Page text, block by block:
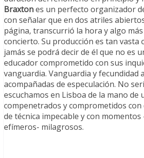
Braxtones un perfecto organizador
con señalar que en dos atriles
página, transcurrió la hora y algo más
concierto. Su producción es tan vasta
jamás se podrá decir de él que no es
educador comprometido con sus
vanguardia. Vanguardia y fecundidad
acompañadas de especulación. No
escuchamos en Lisboa de la mano de
compenetrados y comprometidos
de técnica impecable y con
efímeros- milagrosos.